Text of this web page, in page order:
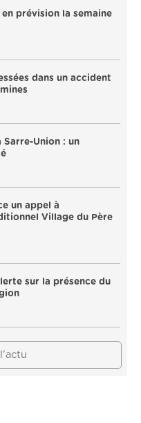
prévision la semaine
dans un accident
Union : un
un appel à
Village du Père
sur la présence du